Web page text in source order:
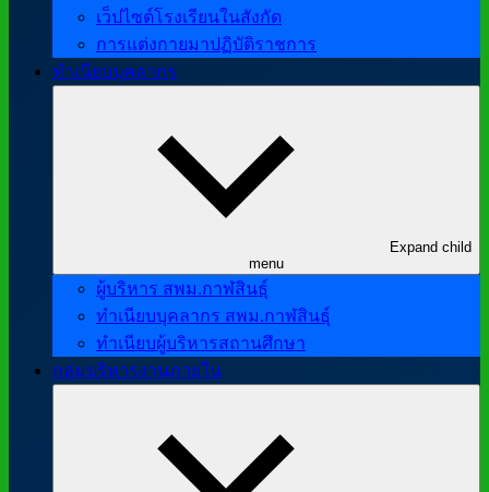
เว็ปไซต์โรงเรียนในสังกัด
การแต่งกายมาปฏิบัติราชการ
ทำเนียบบุคลากร
Expand child
menu
ผู้บริหาร สพม.กาฬสินธุ์
ทำเนียบบุคลากร สพม.กาฬสินธุ์
ทำเนียบผู้บริหารสถานศึกษา
กลุ่มบริหารงานภายใน